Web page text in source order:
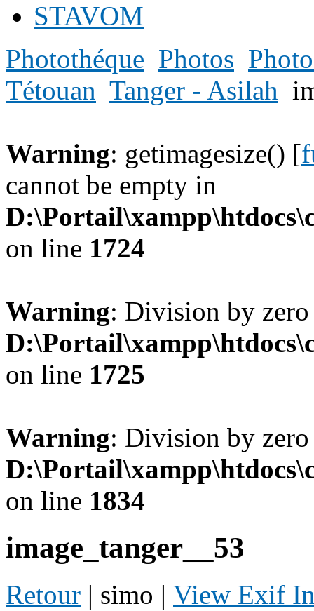
STAVOM
Photothéque Photos
Tétouan Tanger - Asilah
Warning: getimagesize() [
cannot be empty in
on line 1724
Warning: Division by
on line 1725
Warning: Division by
on line 1834
image_tanger__53
Retour | simo | View Exif